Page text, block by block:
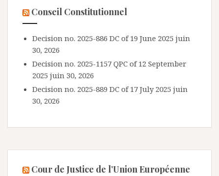
Conseil Constitutionnel
Decision no. 2025-886 DC of 19 June 2025 juin
30, 2026
Decision no. 2025-1157 QPC of 12 September
2025 juin 30, 2026
Decision no. 2025-889 DC of 17 July 2025 juin
30, 2026
Cour de Justice de l’Union Européenne